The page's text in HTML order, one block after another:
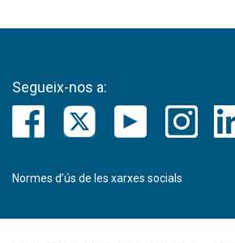
Segueix-nos a:
Normes d’ús de les xarxes socials